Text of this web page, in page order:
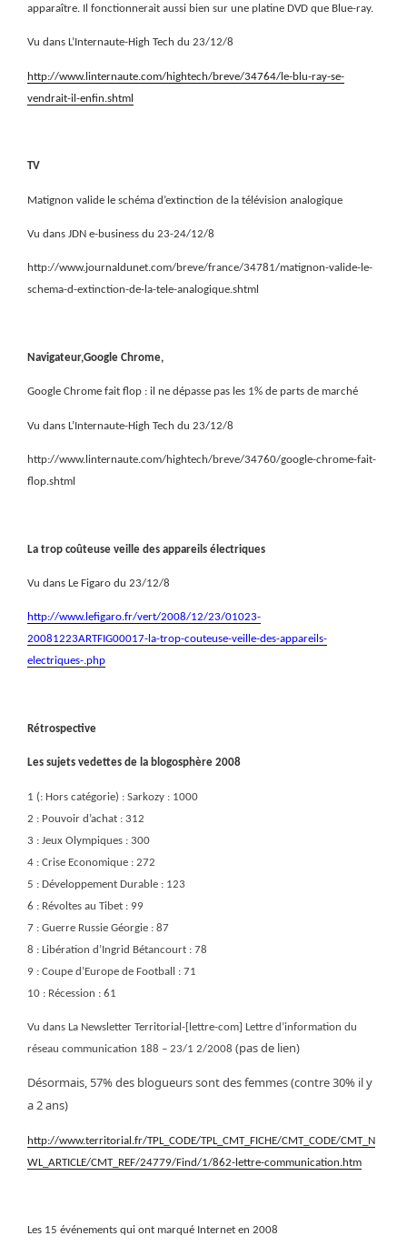
apparaître. Il fonctionnerait aussi bien sur une platine DVD que Blue-ray.
Vu dans L’Internaute-High Tech du 23/12/8
http://www.linternaute.com/hightech/breve/34764/le-blu-ray-se-
vendrait-il-enfin.shtml
TV
Matignon valide le schéma d’extinction de la télévision analogique
Vu dans JDN e-business du 23-24/12/8
http://www.journaldunet.com/breve/france/34781/matignon-valide-le-
schema-d-extinction-de-la-tele-analogique.shtml
Navigateur,Google Chrome,
Google Chrome fait flop : il ne dépasse pas les 1% de parts de marché
Vu dans L’Internaute-High Tech du 23/12/8
http://www.linternaute.com/hightech/breve/34760/google-chrome-fait-
flop.shtml
La trop coûteuse veille des appareils électriques
Vu dans Le Figaro du 23/12/8
http://www.lefigaro.fr/vert/2008/12/23/01023-
20081223ARTFIG00017-la-trop-couteuse-veille-des-appareils-
electriques-.php
Rétrospective
Les sujets vedettes de la blogosphère 2008
1 (: Hors catégorie) : Sarkozy : 1000
2 : Pouvoir d’achat : 312
3 : Jeux Olympiques : 300
4 : Crise Economique : 272
5 : Développement Durable : 123
6 : Révoltes au Tibet : 99
7 : Guerre Russie Géorgie : 87
8 : Libération d’Ingrid Bétancourt : 78
9 : Coupe d’Europe de Football : 71
10 : Récession : 61
Vu dans La Newsletter Territorial-[lettre-com] Lettre d’information du
réseau communication 188 – 23/1 2/2008 ‏ (pas de lien)
Désormais, 57% des blogueurs sont des femmes (contre 30% il y
a 2 ans)
http://www.territorial.fr/TPL_CODE/TPL_CMT_FICHE/CMT_CODE/CMT_N
WL_ARTICLE/CMT_REF/24779/Find/1/862-lettre-communication.htm
Les 15 événements qui ont marqué Internet en 2008